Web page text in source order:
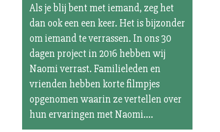
Als je blij bent met iemand, zeg het
dan ook een een keer. Het is bijzonder
om iemand te verrassen. In ons 30
dagen project in 2016 hebben wij
Naomi verrast. Familieleden en
vrienden hebben korte filmpjes
opgenomen waarin ze vertellen over
hun ervaringen met Naomi....